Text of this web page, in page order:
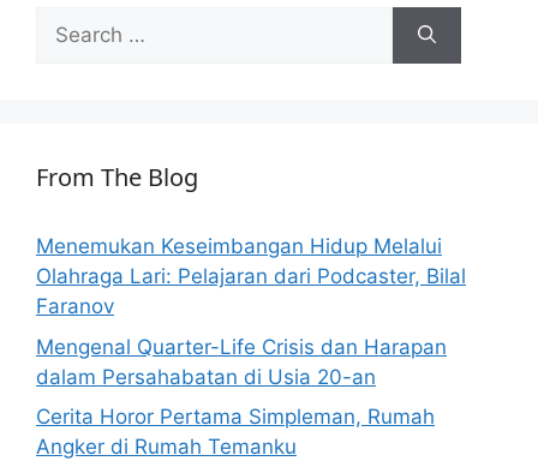
Search
for:
From The Blog
Menemukan Keseimbangan Hidup Melalui
Olahraga Lari: Pelajaran dari Podcaster, Bilal
Faranov
Mengenal Quarter-Life Crisis dan Harapan
dalam Persahabatan di Usia 20-an
Cerita Horor Pertama Simpleman, Rumah
Angker di Rumah Temanku